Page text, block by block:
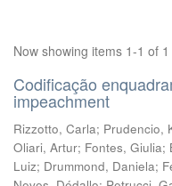
Now showing items 1-1 of 1
Codificação
impeachment
Rizzotto, Carla; Prudencio,
Oliari, Artur; Fontes, Giulia;
Luiz; Drummond, Daniela;